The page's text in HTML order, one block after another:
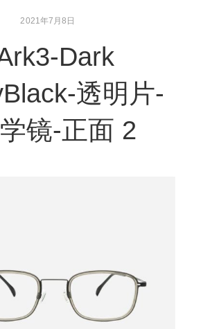
2021年7月8日
Dark
透明片-
镜-正面 2